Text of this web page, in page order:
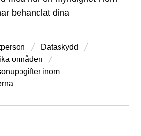
behandlat dina
Dataskydd
områden
inom